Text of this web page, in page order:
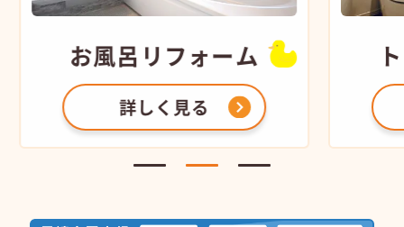
お風呂 リフォーム
詳しく見る